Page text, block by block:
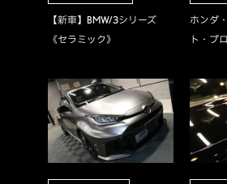
【新車】BMW/3シリーズ
《セラミック》
ホンダ
ト・プ